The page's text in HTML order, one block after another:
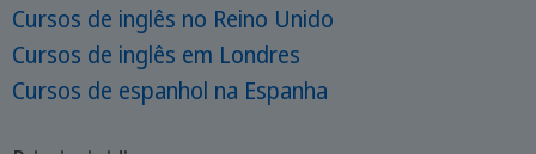
Cursos de inglês no Reino Unido
Cursos de inglês em Londres
Cursos de espanhol na Espanha